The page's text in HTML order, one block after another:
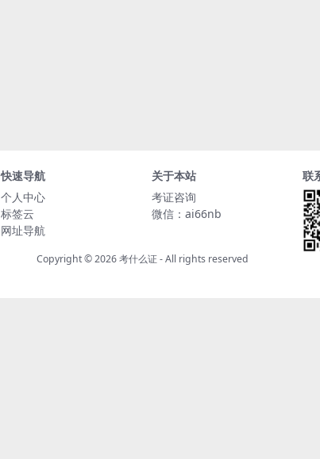
快速导航
个人中心
标签云
网址导航
关于本站
考证咨询
微信：ai66nb
联
Copyright © 2026考什么证- All rights reserved